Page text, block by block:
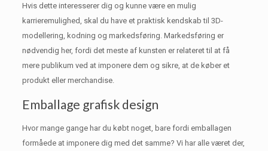
Hvis dette interesserer dig og kunne være en mulig
karrieremulighed, skal du have et praktisk kendskab til 3D-
modellering, kodning og markedsføring. Markedsføring er
nødvendig her, fordi det meste af kunsten er relateret til at få
mere publikum ved at imponere dem og sikre, at de køber et
produkt eller merchandise.
Emballage grafisk design
Hvor mange gange har du købt noget, bare fordi emballagen
formåede at imponere dig med det samme? Vi har alle været der,